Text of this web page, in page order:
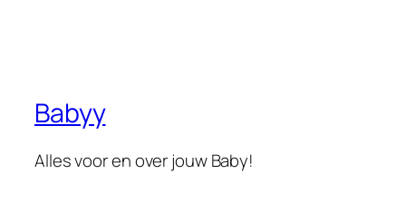
Babyy
Alles voor en over jouw Baby!